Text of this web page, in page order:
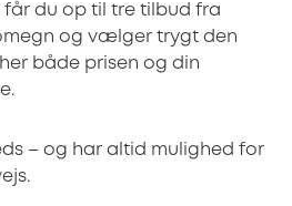
får du op til tre tilbud fra
og vælger trygt den
både prisen og din
– og har altid mulighed for